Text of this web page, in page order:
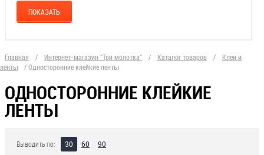
Главная / Интернет-магазин "Три молотка" / Каталог товаров /
Клеи и
ленты
/Односторонние клейкие ленты
ОДНОСТОРОННИЕ КЛЕЙКИЕ
ЛЕНТЫ
Выводить по: 30 60 90